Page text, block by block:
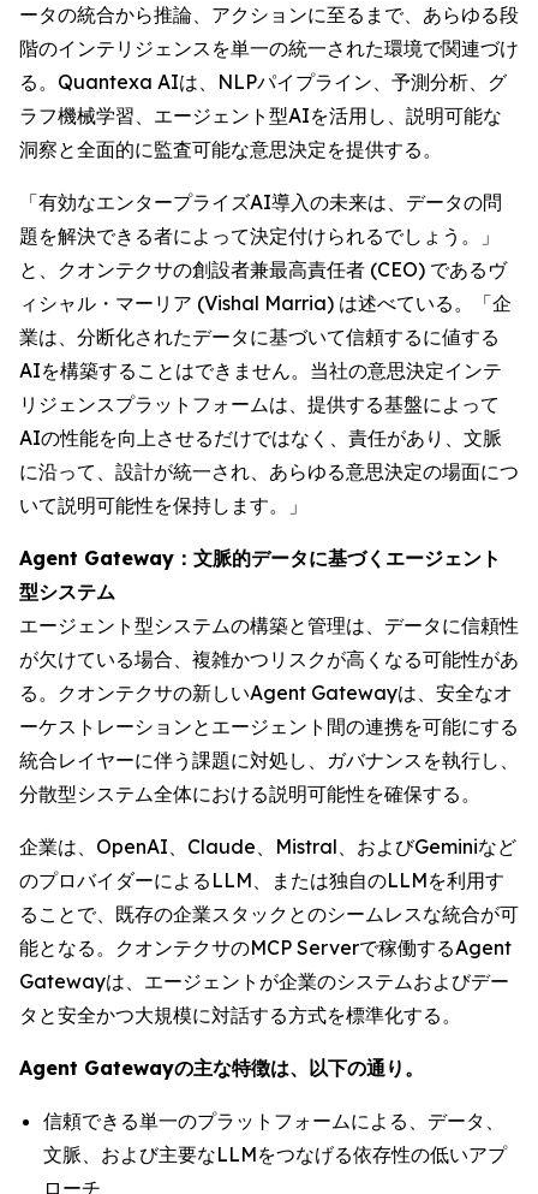
ータの統合から推論、アクションに至るまで、あらゆる段
階のインテリジェンスを単一の統一された環境で関連づけ
る。Quantexa AIは、NLPパイプライン、予測分析、グ
ラフ機械学習、エージェント型AIを活用し、説明可能な
洞察と全面的に監査可能な意思決定を提供する。
「有効なエンタープライズAI導入の未来は、データの問
題を解決できる者によって決定付けられるでしょう。」
と、クオンテクサの創設者兼最高責任者 (CEO) であるヴ
ィシャル・マーリア (Vishal Marria) は述べている。「企
業は、分断化されたデータに基づいて信頼するに値する
AIを構築することはできません。当社の意思決定インテ
リジェンスプラットフォームは、提供する基盤によって
AIの性能を向上させるだけではなく、責任があり、文脈
に沿って、設計が統一され、あらゆる意思決定の場面につ
いて説明可能性を保持します。」
Agent Gateway：文脈的データに基づくエージェント
型システム
エージェント型システムの構築と管理は、データに信頼性
が欠けている場合、複雑かつリスクが高くなる可能性があ
る。クオンテクサの新しいAgent Gatewayは、安全なオ
ーケストレーションとエージェント間の連携を可能にする
統合レイヤーに伴う課題に対処し、ガバナンスを執行し、
分散型システム全体における説明可能性を確保する。
企業は、OpenAI、Claude、Mistral、およびGeminiなど
のプロバイダーによるLLM、または独自のLLMを利用す
ることで、既存の企業スタックとのシームレスな統合が可
能となる。クオンテクサのMCP Serverで稼働するAgent
Gatewayは、エージェントが企業のシステムおよびデー
タと安全かつ大規模に対話する方式を標準化する。
Agent Gatewayの主な特徴は、以下の通り。
信頼できる単一のプラットフォームによる、データ、
文脈、および主要なLLMをつなげる依存性の低いアプ
ローチ